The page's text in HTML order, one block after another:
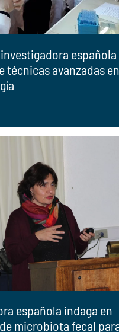
técnicas avanzadas en
española indaga en
microbiota fecal